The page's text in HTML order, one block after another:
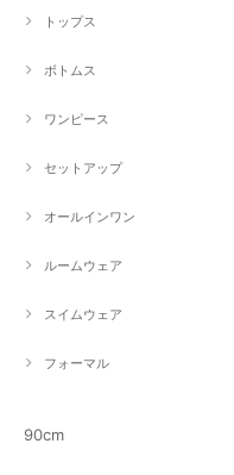
トップス
ボトムス
ワンピース
セットアップ
オールインワン
ルームウェア
スイムウェア
フォーマル
90cm